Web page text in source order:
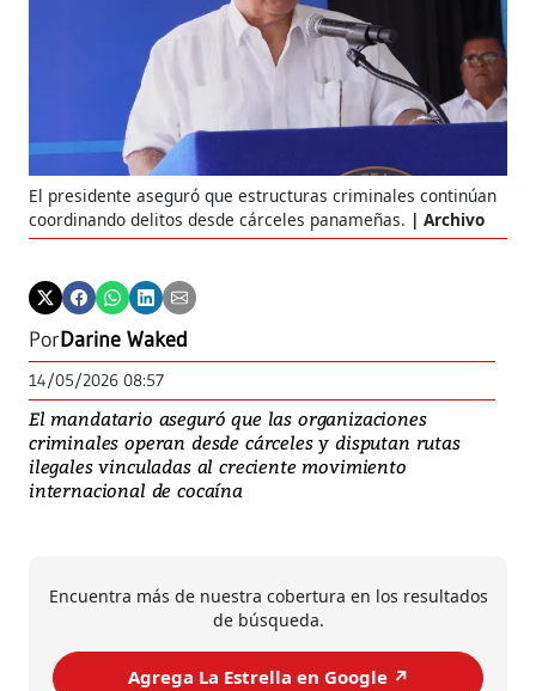
El presidente aseguró que estructuras criminales continúan
coordinando delitos desde cárceles panameñas.
Archivo
PorDarine Waked
14/05/2026 08:57
El mandatario aseguró que las organizaciones
criminales operan desde cárceles y disputan rutas
ilegales vinculadas al creciente movimiento
internacional de cocaína
Encuentra más de nuestra cobertura en los resultados
de búsqueda.
Agrega La Estrella en Google ↗️